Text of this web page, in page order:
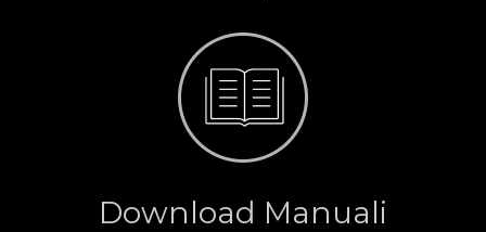
Download Manuali